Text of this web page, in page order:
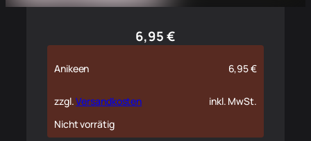
6,95€
Anikeen 6,95€
zzgl.Versandkosten
inkl. MwSt.
Nicht vorrätig